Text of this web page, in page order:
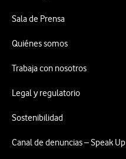
Sala de Prensa
Quiénes somos
Trabaja con nosotros
Legal y regulatorio
Sostenibilidad
Canal de denuncias – Speak Up